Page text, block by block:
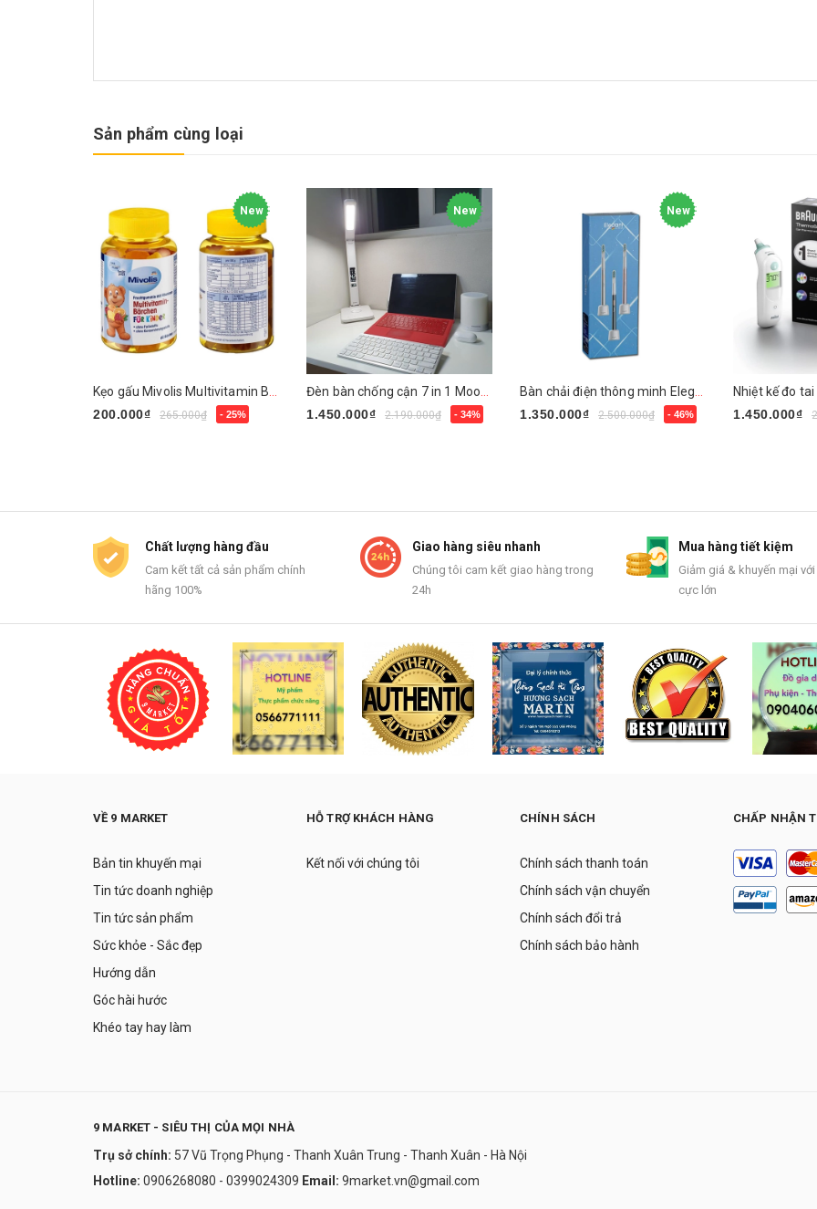
Sản phẩm cùng loại
New
200.000₫
265.000₫ - 25%
New
1.450.000₫
2.190.000₫ - 34%
New
1.350.000₫
2.500.000₫ - 46%
1.450.000₫
Chất lượng hàng đầu
Cam kết tất cả sản phẩm chính
hãng 100%
Giao hàng siêu nhanh
Chúng tôi cam kết giao hàng trong
24h
Mua hàng tiết kiệm
Giảm giá & khuyến mại
cực lớn
VỀ 9 MARKET
Bản tin khuyến mại
Tin tức doanh nghiệp
Tin tức sản phẩm
Sức khỏe - Sắc đẹp
Hướng dẫn
Góc hài hước
Khéo tay hay làm
HỖ TRỢ KHÁCH HÀNG
Kết nối với chúng tôi
CHÍNH SÁCH
Chính sách thanh toán
Chính sách vận chuyển
Chính sách đổi trả
Chính sách bảo hành
CHẤP NHẬN
9 MARKET - SIÊU THỊ CỦA MỌI NHÀ
Trụ sở chính: 57 Vũ Trọng Phụng - Thanh Xuân Trung - Thanh Xuân - Hà Nội
Hotline: 0906268080 - 0399024309 Email: 9market.vn@gmail.com